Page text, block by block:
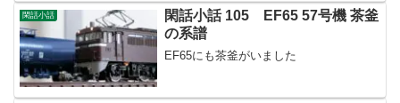
閑話小話
閑話小話 105 EF65 57号機 茶釜
の系譜
EF65にも茶釜がいました